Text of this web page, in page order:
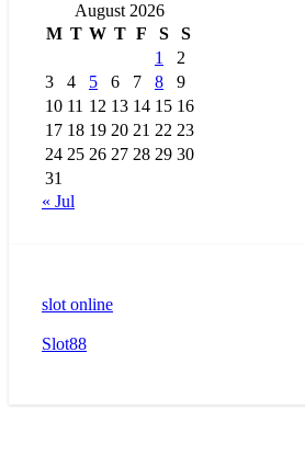
August 2026
M T W T F S
S
1
2
3
4 5 6 7 8
9
10 11 12 13 14 15 16
17 18 19 20 21 22 23
24 25 26 27 28 29 30
31
« Jul
slot online
Slot88